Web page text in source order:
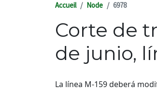
Accueil Node 6978
Corte de
de junio,
La línea M-159 deberá